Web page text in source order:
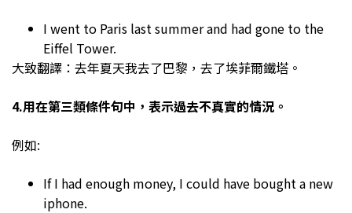
I went to Paris last summer and had gone to the
Eiffel Tower.
大致翻譯：去年夏天我去了巴黎，去了埃菲爾鐵塔。
4.用在第三類條件句中，表示過去不真實的情況。
例如:
If I had enough money, I could have bought a new
iphone.